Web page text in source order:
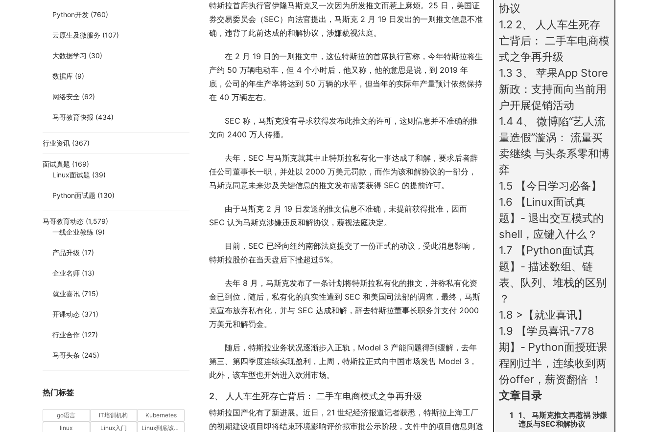
协议
1.2 2、 人人车生死存
亡背后： 二手车电商模
式之争再升级
1.3 3、 苹果App Store
新政：支持面向当前用
户开展促销活动
1.4 4、 微博陷“艺人流
量造假”漩涡： 流量买
卖继续 与头条系零和博
弈
1.5
【今日学习必备】
1.6
【Linux面试真
题】- 退出交互模式的
shell，应键入什么？
1.7
【Python面试真
题】- 描述数组、链
表、队列、堆栈的区别
？
1.8 >【就业喜讯】
1.9
【学员喜讯-778
期】- Python面授班课
程刚过半，连续收到两
份offer，薪资翻倍 ！
文章目录
1、 马斯克推文再惹祸 涉嫌
违反与SEC和解协议
特斯拉首席执行官伊隆马斯克又一次因为所发推文而惹上麻烦。25 日，美国证
券交易委员会（SEC）向法官提出，马斯克 2 月 19 日发出的一则推文信息不准
确，违背了此前达成的和解协议，涉嫌藐视法庭。
在 2 月 19 日的一则推文中，这位特斯拉的首席执行官称，今年特斯拉将生
产约 50 万辆电动车，但 4 个小时后，他又称，他的意思是说，到 2019 年
底，公司的年生产率将达到 50 万辆的水平，但当年的实际年产量预计依然保持
在 40 万辆左右。
SEC 称，马斯克没有寻求获得发布此推文的许可，这则信息并不准确的推
文向 2400 万人传播。
去年，SEC 与马斯克就其中止特斯拉私有化一事达成了和解，要求后者辞
任公司董事长一职，并处以 2000 万美元罚款，而作为该和解协议的一部分，
马斯克同意未来涉及关键信息的推文发布需要获得 SEC 的提前许可。
由于马斯克 2 月 19 日发送的推文信息不准确，未提前获得批准，因而
SEC 认为马斯克涉嫌违反和解协议，藐视法庭决定。
目前，SEC 已经向纽约南部法庭提交了一份正式的动议，受此消息影响，
特斯拉股价在当天盘后下挫超过5%。
去年 8 月，马斯克发布了一条计划将特斯拉私有化的推文，并称私有化资
金已到位，随后，私有化的真实性遭到 SEC 和美国司法部的调查，最终，马斯
克宣布放弃私有化，并与 SEC 达成和解，辞去特斯拉董事长职务并支付 2000
万美元和解罚金。
随后，特斯拉业务状况逐渐步入正轨，Model 3 产能问题得到缓解，去年
第三、第四季度连续实现盈利，上周，特斯拉正式向中国市场发售 Model 3，
此外，该车型也开始进入欧洲市场。
2、 人人车生死存亡背后： 二手车电商模式之争再升级
特斯拉国产化有了新进展。近日，21 世纪经济报道记者获悉，特斯拉上海工厂
的初期建设项目即将结束环境影响评价拟审批公示阶段，文件中的项目信息则透
Python开发 (760)
云原生及微服务 (107)
大数据学习 (30)
数据库 (9)
网络安全 (62)
马哥教育快报 (434)
行业资讯 (367)
面试真题 (169)
Linux面试题 (39)
Python面试题 (130)
马哥教育动态 (1,579)
一线企业教练 (9)
产品升级 (17)
企业名师 (13)
就业喜讯 (715)
开课动态 (371)
行业合作 (127)
马哥头条 (245)
热门标签
go语言 IT培训机构
Kubernetes
linux
Linux入门
Linux到底该怎样学？